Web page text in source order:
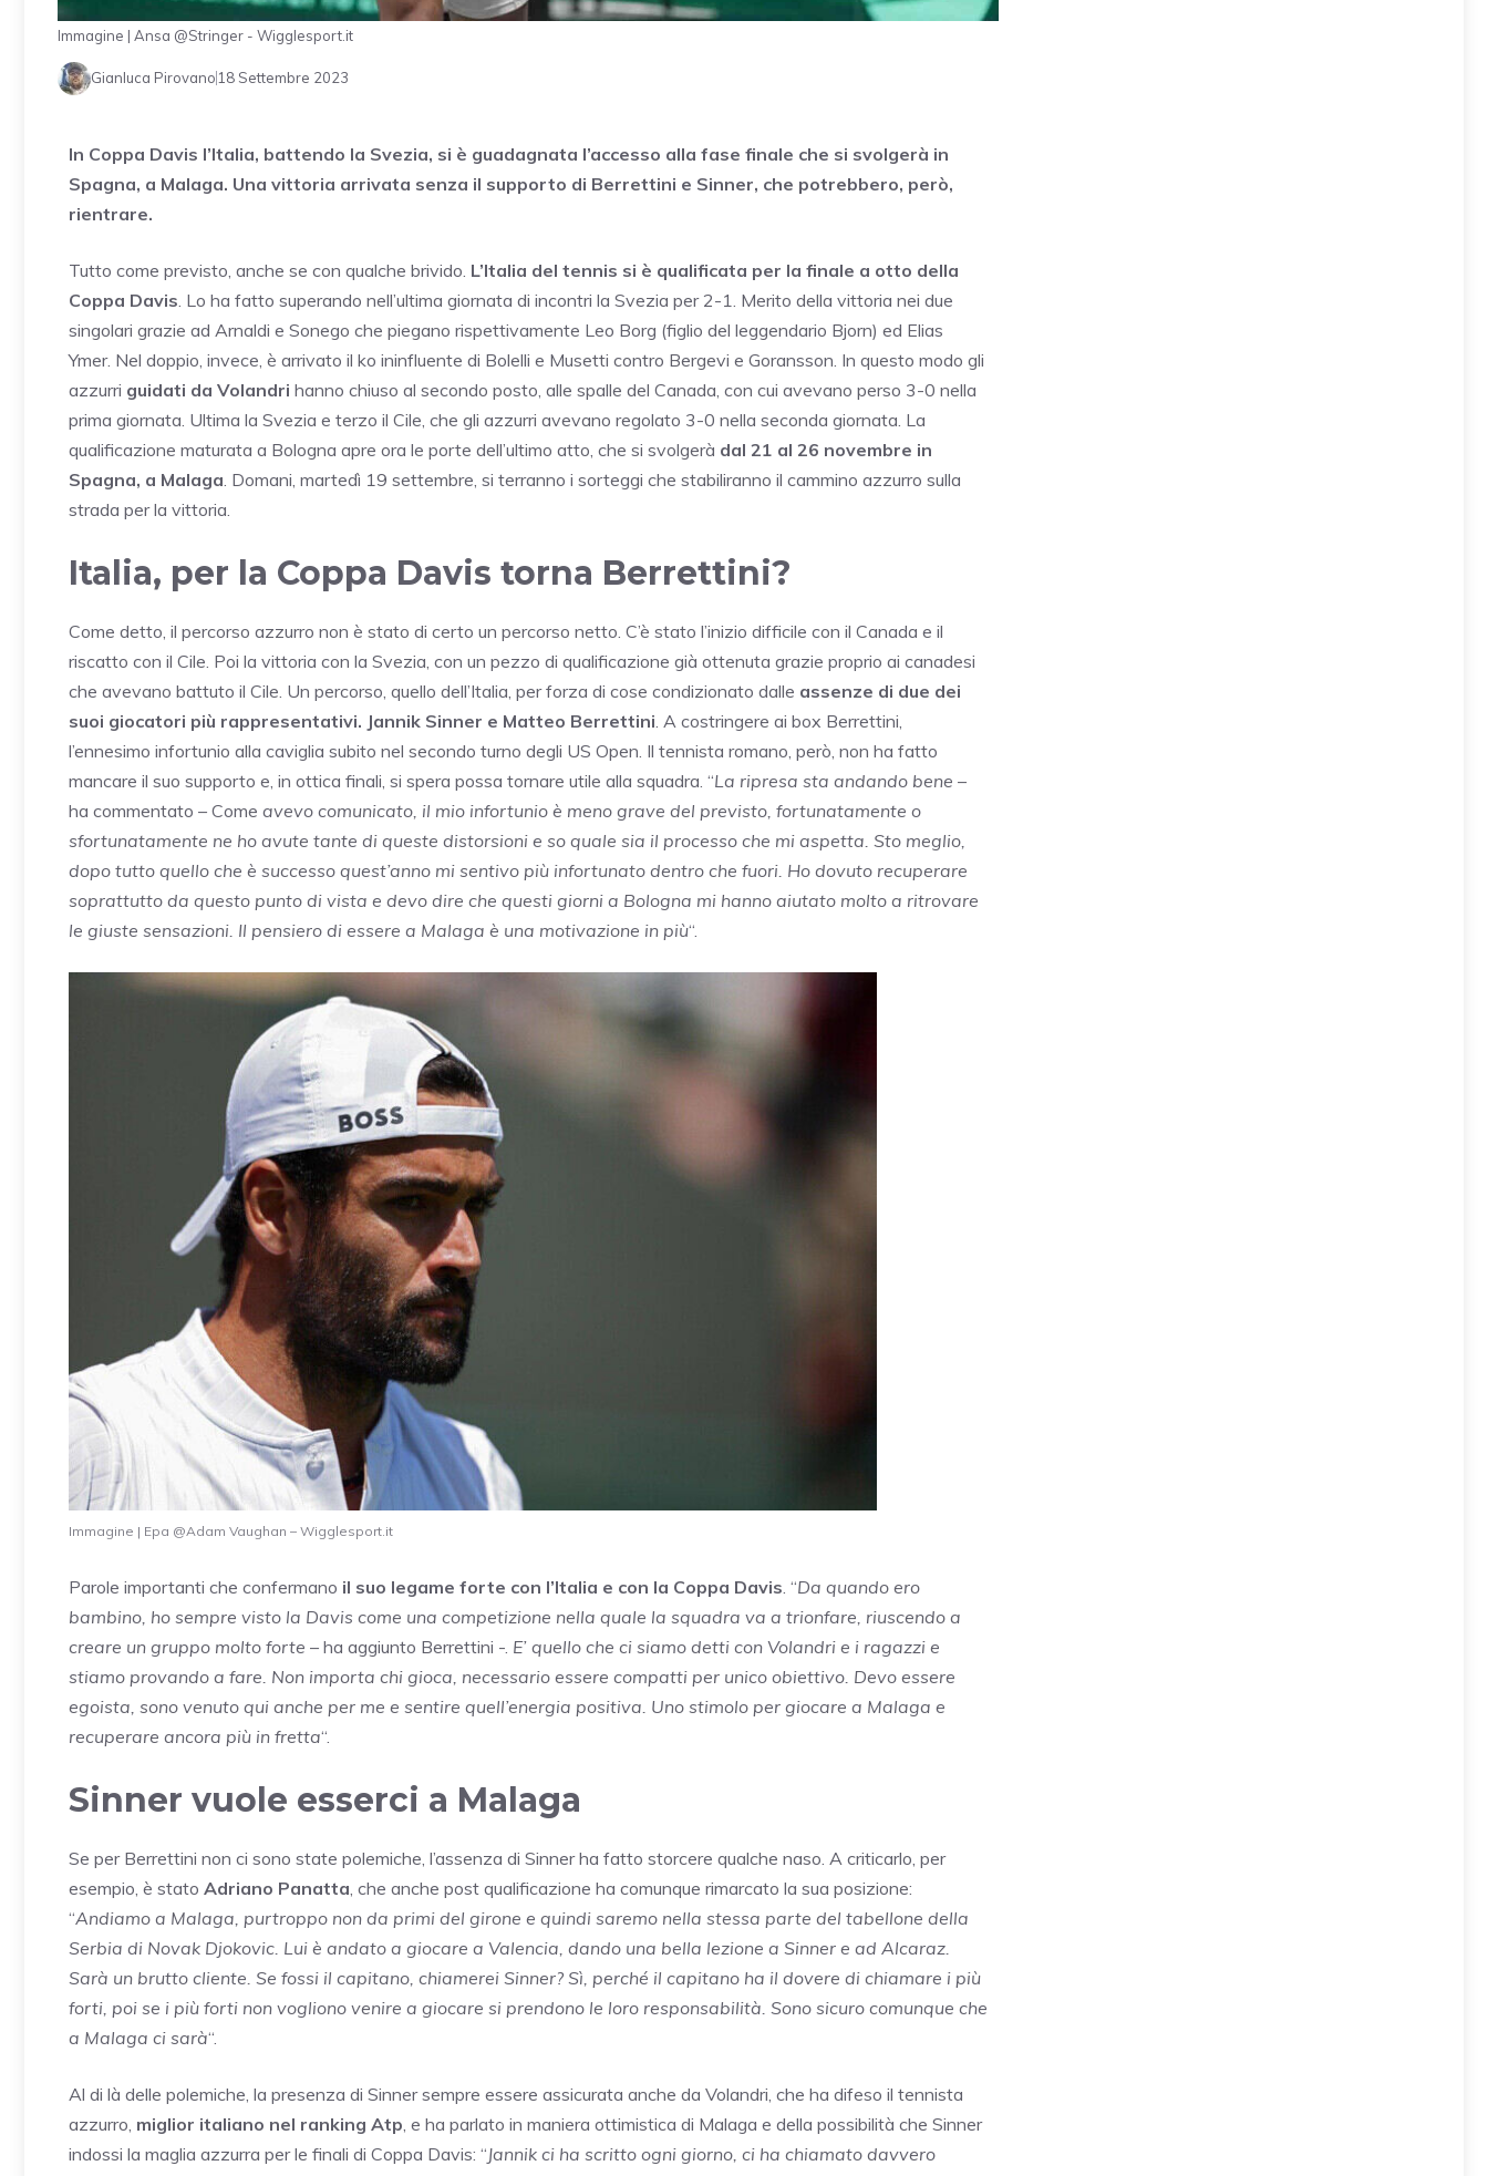
Immagine | Ansa @Stringer - Wigglesport.it
Gianluca Pirovano18 Settembre 2023
In Coppa Davis l’Italia, battendo la Svezia, si è guadagnata l’accesso alla fase finale che si svolgerà in
Spagna, a Malaga. Una vittoria arrivata senza il supporto di Berrettini e Sinner, che potrebbero, però,
rientrare.
Tutto come previsto, anche se con qualche brivido. L’Italia del tennis si è qualificata per la finale a otto della
Coppa Davis . Lo ha fatto superando nell’ultima giornata di incontri la Svezia per 2-1. Merito della vittoria nei due
singolari grazie ad Arnaldi e Sonego che piegano rispettivamente Leo Borg (figlio del leggendario Bjorn) ed Elias
Ymer. Nel doppio, invece, è arrivato il ko ininfluente di Bolelli e Musetti contro Bergevi e Goransson. In questo modo gli
azzurri guidati da Volandri hanno chiuso al secondo posto, alle spalle del Canada, con cui avevano perso 3-0 nella
prima giornata. Ultima la Svezia e terzo il Cile, che gli azzurri avevano regolato 3-0 nella seconda giornata. La
qualificazione maturata a Bologna apre ora le porte dell’ultimo atto, che si svolgerà dal 21 al 26 novembre in
Spagna, a Malaga . Domani, martedì 19 settembre, si terranno i sorteggi che stabiliranno il cammino azzurro sulla
strada per la vittoria.
Italia, per la Coppa Davis torna Berrettini?
Come detto, il percorso azzurro non è stato di certo un percorso netto. C’è stato l’inizio difficile con il Canada e il
riscatto con il Cile. Poi la vittoria con la Svezia, con un pezzo di qualificazione già ottenuta grazie proprio ai canadesi
che avevano battuto il Cile. Un percorso, quello dell’Italia, per forza di cose condizionato dalle assenze di due dei
suoi giocatori più rappresentativi. Jannik Sinner e Matteo Berrettini . A costringere ai box Berrettini,
l’ennesimo infortunio alla caviglia subito nel secondo turno degli US Open. Il tennista romano, però, non ha fatto
mancare il suo supporto e, in ottica finali, si spera possa tornare utile alla squadra. “La ripresa sta andando bene –
ha commentato – Come avevo comunicato, il mio infortunio è meno grave del previsto, fortunatamente o
sfortunatamente ne ho avute tante di queste distorsioni e so quale sia il processo che mi aspetta. Sto meglio,
dopo tutto quello che è successo quest’anno mi sentivo più infortunato dentro che fuori. Ho dovuto recuperare
soprattutto da questo punto di vista e devo dire che questi giorni a Bologna mi hanno aiutato molto a ritrovare
le giuste sensazioni. Il pensiero di essere a Malaga è una motivazione in più“.
Immagine | Epa @Adam Vaughan – Wigglesport.it
Parole importanti che confermano il suo legame forte con l’Italia e con la Coppa Davis. “Da quando ero
bambino, ho sempre visto la Davis come una competizione nella quale la squadra va a trionfare, riuscendo a
creare un gruppo molto forte – ha aggiunto Berrettini -. E’ quello che ci siamo detti con Volandri e i ragazzi e
stiamo provando a fare. Non importa chi gioca, necessario essere compatti per unico obiettivo. Devo essere
egoista, sono venuto qui anche per me e sentire quell’energia positiva. Uno stimolo per giocare a Malaga e
recuperare ancora più in fretta“.
Sinner vuole esserci a Malaga
Se per Berrettini non ci sono state polemiche, l’assenza di Sinner ha fatto storcere qualche naso. A criticarlo, per
esempio, è stato Adriano Panatta, che anche post qualificazione ha comunque rimarcato la sua posizione:
“Andiamo a Malaga, purtroppo non da primi del girone e quindi saremo nella stessa parte del tabellone della
Serbia di Novak Djokovic. Lui è andato a giocare a Valencia, dando una bella lezione a Sinner e ad Alcaraz.
Sarà un brutto cliente. Se fossi il capitano, chiamerei Sinner? Sì, perché il capitano ha il dovere di chiamare i più
forti, poi se i più forti non vogliono venire a giocare si prendono le loro responsabilità. Sono sicuro comunque che
a Malaga ci sarà“.
Al di là delle polemiche, la presenza di Sinnersempre essere assicurata anche da Volandri, che ha difeso il tennista
azzurro, miglior italiano nel ranking Atp, e ha parlato in maniera ottimistica di Malaga e della possibilità che Sinner
indossi la maglia azzurra per le finali di Coppa Davis: “Jannik ci ha scritto ogni giorno, ci ha chiamato davvero